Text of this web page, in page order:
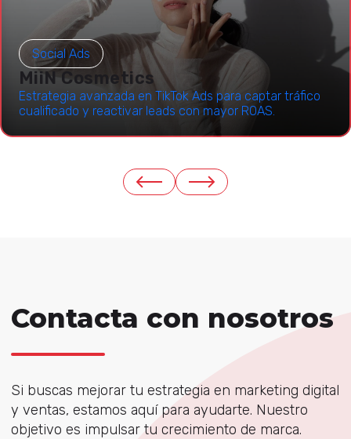
Social Ads
MiiN Cosmetics
Estrategia avanzada en TikTok Ads para captar tráfico
cualificado y reactivar leads con mayor ROAS.
Contacta con nosotros
Si buscas mejorar tu estrategia en marketing digital
y ventas, estamos aquí para ayudarte. Nuestro
objetivo es impulsar tu crecimiento de marca.